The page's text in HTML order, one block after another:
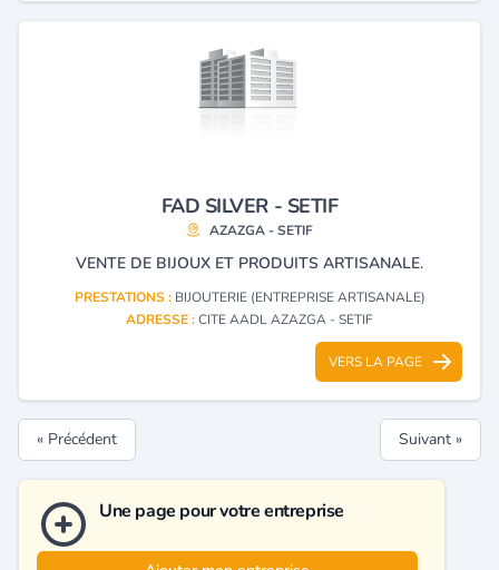
FAD SILVER - SETIF
AZAZGA - SETIF
VENTE DE BIJOUX ET PRODUITS ARTISANALE.
PRESTATIONS : BIJOUTERIE (ENTREPRISE ARTISANALE)
ADRESSE :CITE AADL AZAZGA - SETIF
VERS LA PAGE
« Précédent Suivant »
Une page pour votre entreprise